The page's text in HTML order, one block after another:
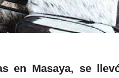
en Masaya, se